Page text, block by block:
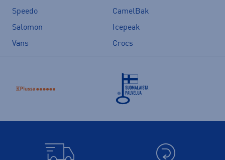
Speedo
CamelBak
Salomon
Icepeak
Vans
Crocs